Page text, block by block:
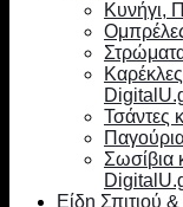
Κυνήγι,
Τσάντες
Σωσίβια
Είδη Σπιτιού